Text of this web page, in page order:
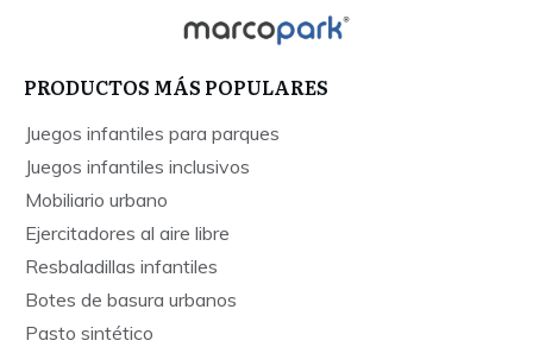
PRODUCTOS MÁS POPULARES
Juegos infantiles para parques
Juegos infantiles inclusivos
Mobiliario urbano
Ejercitadores al aire libre
Resbaladillas infantiles
Botes de basura urbanos
Pasto sintético